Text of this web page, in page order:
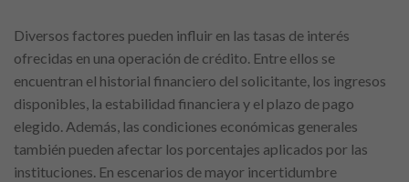
Diversos factores pueden influir en las tasas de interés
ofrecidas en una operación de crédito. Entre ellos se
encuentran el historial financiero del solicitante, los ingresos
disponibles, la estabilidad financiera y el plazo de pago
elegido. Además, las condiciones económicas generales
también pueden afectar los porcentajes aplicados por las
instituciones. En escenarios de mayor incertidumbre